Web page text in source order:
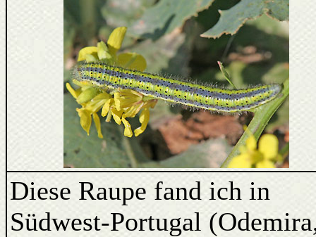
Diese Raupe fand ich in
Südwest-Portugal